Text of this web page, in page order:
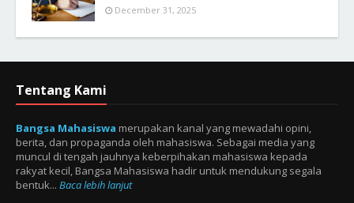
December 31, 2025
Tentang Kami
Bangsa Mahasiswa merupakan kanal yang mewadahi opini,
berita, dan propaganda oleh mahasiswa. Sebagai media yang
muncul di tengah jauhnya keberpihakan mahasiswa kepada
rakyat kecil, Bangsa Mahasiswa hadir untuk mendukung segala
bentuk... Baca lebih lanjut